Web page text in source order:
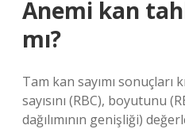
Anemi kan
mı?
Tam kan sayımı sonuçları
sayısını (RBC), boyutunu
dağılımının genişliği)